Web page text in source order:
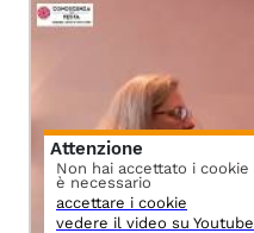
Attenzione
Non hai accettato i
è necessario
accettare i cookie
vedere il video su Youtube